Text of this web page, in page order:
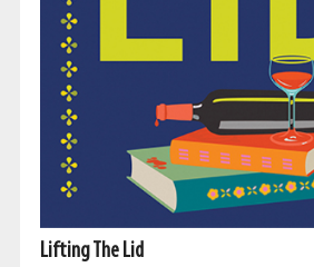
Lifting The Lid